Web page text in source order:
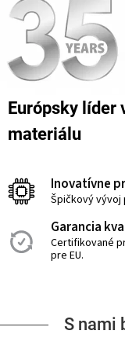
Európsky líder
materiálu
Inovatívne
Špičkový
Garancia
Certifikované
pre EU.
S nami